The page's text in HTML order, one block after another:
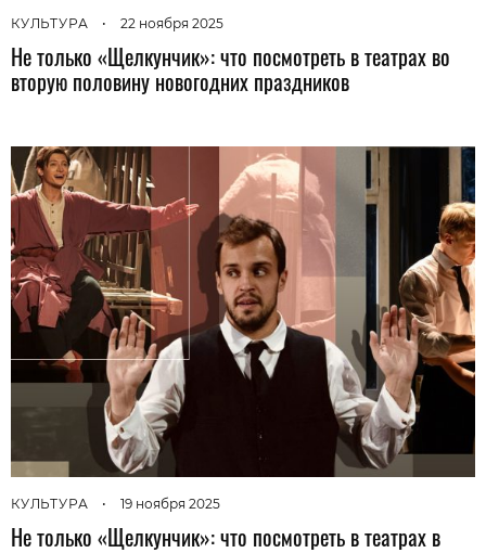
КУЛЬТУРА • 22 ноября 2025
Не только «Щелкунчик»: что посмотреть в театрах во
вторую половину новогодних праздников
КУЛЬТУРА • 19 ноября 2025
Не только «Щелкунчик»: что посмотреть в театрах в